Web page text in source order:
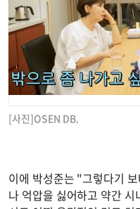
[사진]OSEN DB.
이에 박성준는 "그렇다기
나 억압을 싫어하고 약간